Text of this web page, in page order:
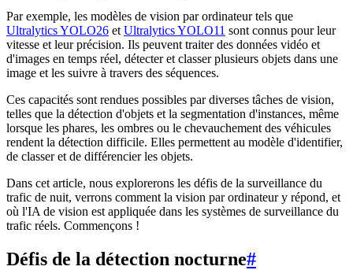
Par exemple, les modèles de vision par ordinateur tels que
Ultralytics YOLO26 et Ultralytics YOLO11 sont connus pour leur
vitesse et leur précision. Ils peuvent traiter des données vidéo et
d'images en temps réel, détecter et classer plusieurs objets dans une
image et les suivre à travers des séquences.
Ces capacités sont rendues possibles par diverses tâches de vision,
telles que la détection d'objets et la segmentation d'instances, même
lorsque les phares, les ombres ou le chevauchement des véhicules
rendent la détection difficile. Elles permettent au modèle d'identifier,
de classer et de différencier les objets.
Dans cet article, nous explorerons les défis de la surveillance du
trafic de nuit, verrons comment la vision par ordinateur y répond, et
où l'IA de vision est appliquée dans les systèmes de surveillance du
trafic réels. Commençons !
Défis de la détection nocturne#